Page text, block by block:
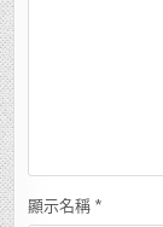
顯示名稱 *